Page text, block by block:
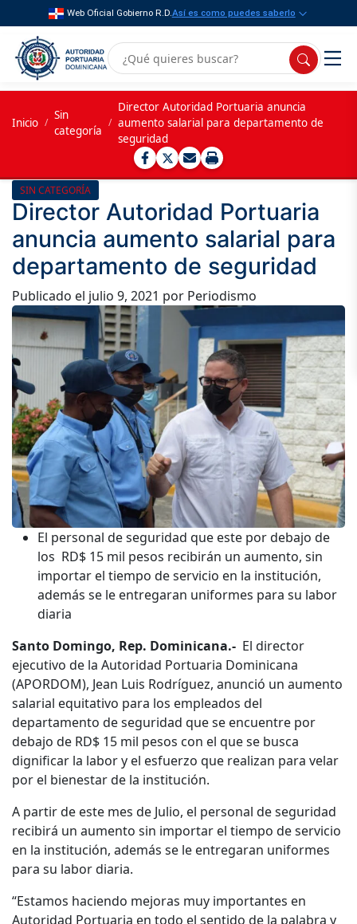
Web Oficial Gobierno R.D.Así es como puedes saberlo
Inicio /
Sin
categoría
/
Director Autoridad Portuaria anuncia
aumento salarial para departamento de
seguridad
SIN CATEGORÍA
Director Autoridad Portuaria
anuncia aumento salarial para
departamento de seguridad
Publicado el julio 9, 2021 por Periodismo
El personal de seguridad que este por debajo de
los RD$ 15 mil pesos recibirán un aumento, sin
importar el tiempo de servicio en la institución,
además se le entregaran uniformes para su labor
diaria
Santo Domingo, Rep. Dominicana.- El director
ejecutivo de la Autoridad Portuaria Dominicana
(APORDOM), Jean Luis Rodríguez, anunció un aumento
salarial equitativo para los empleados del
departamento de seguridad que se encuentre por
debajo de RD$ 15 mil pesos con el que se busca
dignificar la labor y el esfuerzo que realizan para velar
por el bienestar de la institución.
A partir de este mes de Julio, el personal de seguridad
recibirá un aumento sin importar el tiempo de servicio
en la institución, además se le entregaran uniformes
para su labor diaria.
“Estamos haciendo mejoras muy importantes en
Autoridad Portuaria en todo el sentido de la palabra y